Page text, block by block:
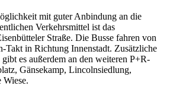
mit guter Anbindung an die
Verkehrsmittel ist das
Straße. Die Busse fahren von
Takt in Richtung Innenstadt. Zusätzliche
es außerdem an den weiteren P+R-
Gänsekamp, Lincolnsiedlung,
Wiese.